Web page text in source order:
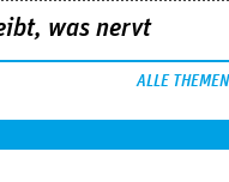
was nervt
ALLE THEMEN